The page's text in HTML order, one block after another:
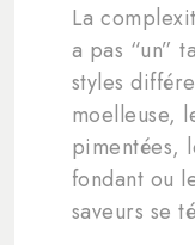
La
a pas “un”
styles
moelleuse,
pimentées,
fondant ou
saveurs se